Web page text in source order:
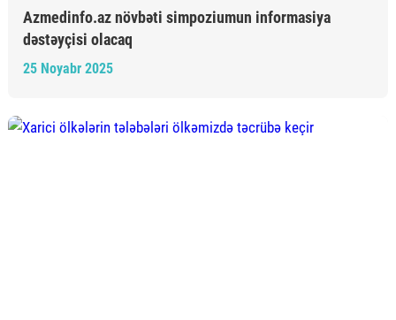
Azmedinfo.az növbəti simpoziumun informasiya
dəstəyçisi olacaq
25 Noyabr 2025